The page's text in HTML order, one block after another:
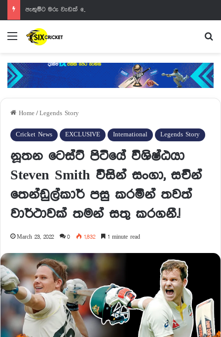
පැතුම්ට මරු වැඩක් වෙන්නයි යන්නේ
Menu
Home / Legends Story
Cricket News EXCLUSIVE International Legends Story
නූතන ටෙස්ට් පිටියේ විශිෂ්ඨයා
Steven Smith විසින් සංගා, සචින්
තෙන්ඩුල්කාර් පසු කරමින් තවත්
වාර්ථාවක් තමන් සතු කරගනී.!
March 23, 2022 0 1,832 1 minute read